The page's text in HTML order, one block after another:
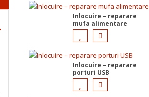
Inlocuire – reparare
mufa alimentare
Inlocuire – reparare
porturi USB